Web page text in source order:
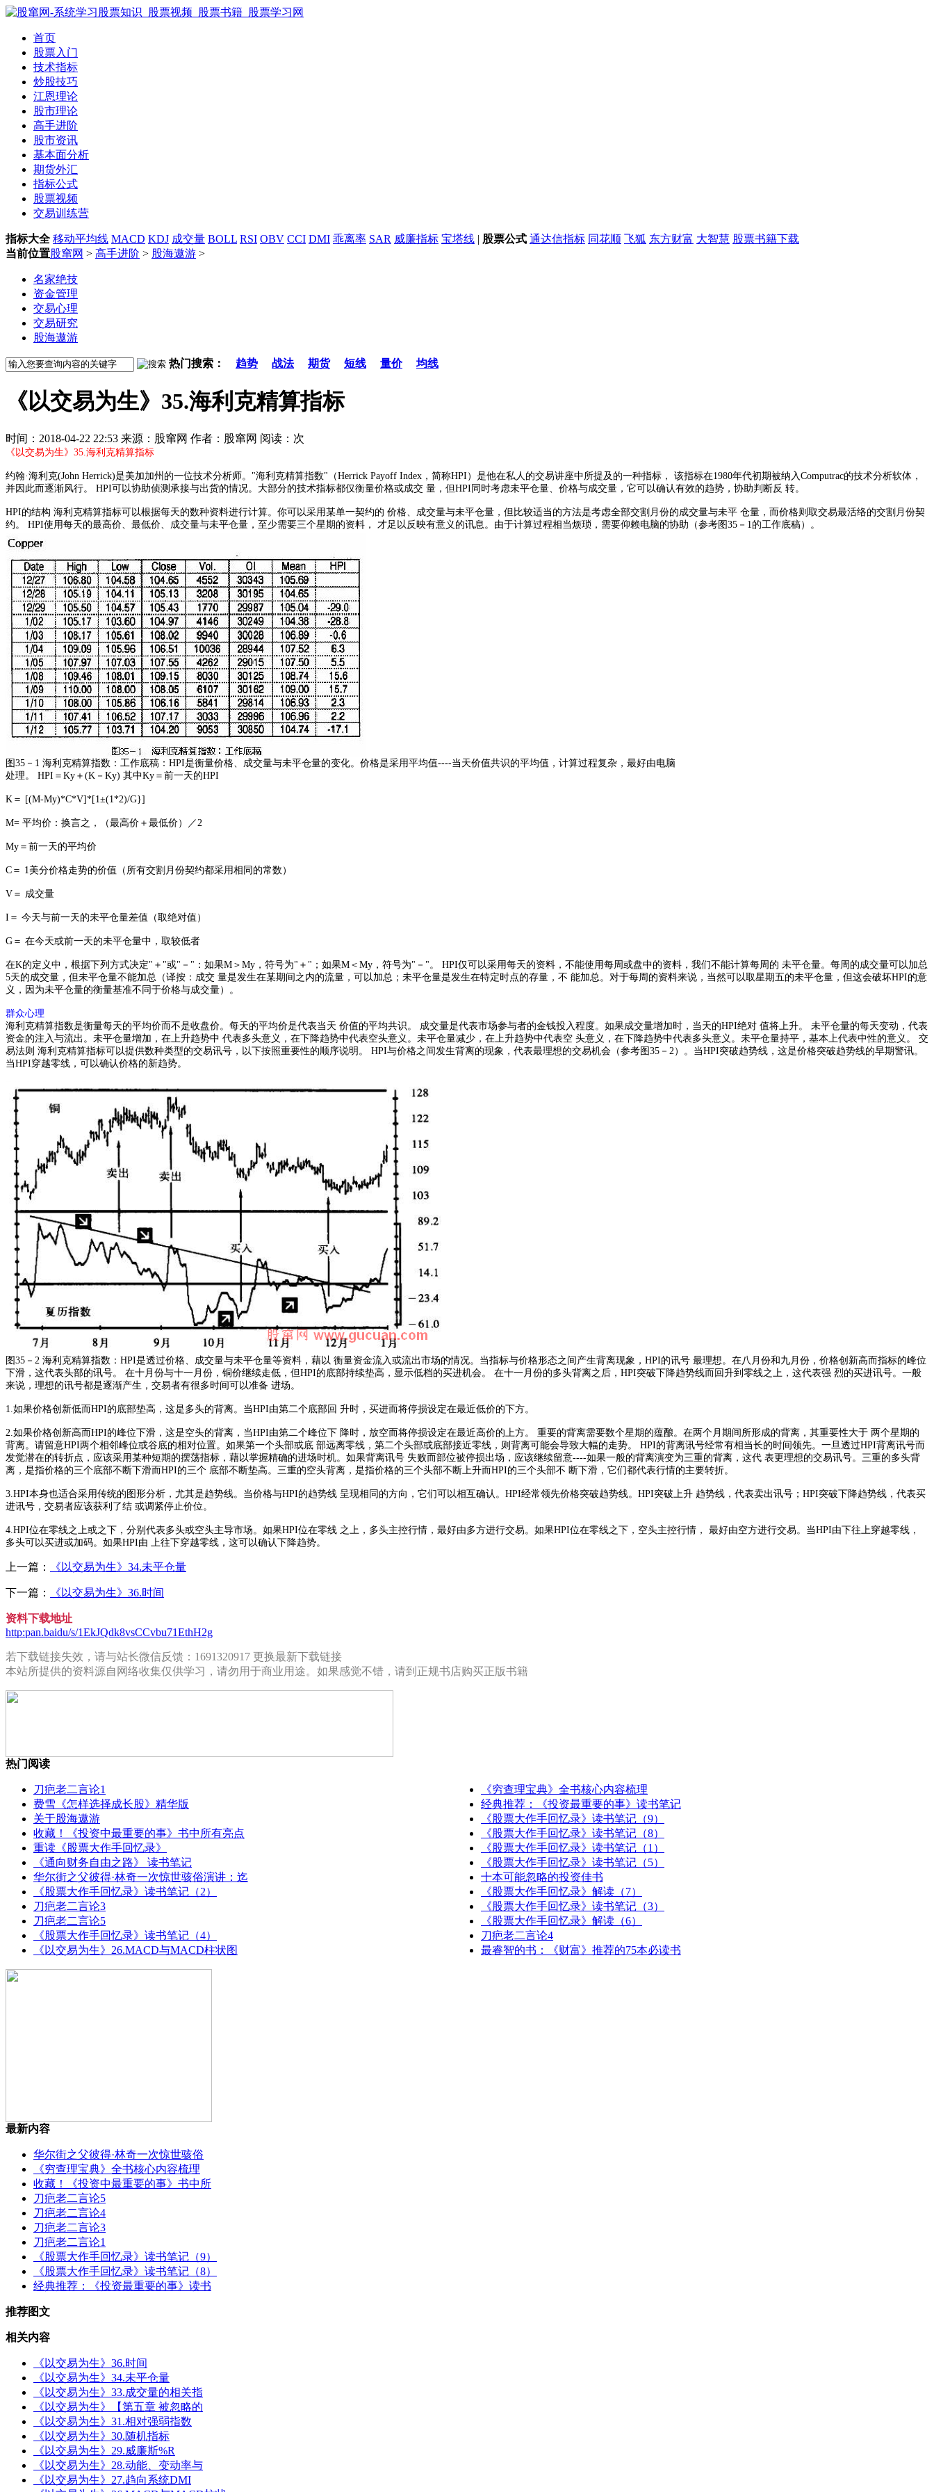
首页
股票入门
技术指标
炒股技巧
江恩理论
股市理论
高手进阶
股市资讯
基本面分析
期货外汇
指标公式
股票视频
交易训练营
指标大全 移动平均线 MACD KDJ 成交量 BOLL RSI OBV CCI DMI 乖离率 SAR 威廉指标 宝塔线 | 股票公式 通达信指标 同花顺 飞狐 东方财富 大智慧 股票书籍下载
当前位置股窜网 > 高手进阶 > 股海遨游 >
名家绝技
资金管理
交易心理
交易研究
股海遨游
热门搜索： 趋势 战法 期货 短线 量价 均线
《以交易为生》35.海利克精算指标
时间：2018-04-22 22:53 来源：股窜网 作者：股窜网 阅读： 次
《以交易为生》35.海利克精算指标
约翰·海利克(John Herrick)是美加加州的一位技术分析师。"海利克精算指数"（Herrick Payoff Index，简称HPI）是他在私人的交易讲座中所提及的一种指标， 该指标在1980年代初期被纳入Computrac的技术分析软体，
并因此而逐渐风行。 HPI可以协助侦测承接与出货的情况。大部分的技术指标都仅衡量价格或成交 量，但HPI同时考虑未平仓量、价格与成交量，它可以确认有效的趋势，协助判断反 转。
HPI的结构 海利克精算指标可以根据每天的数种资料进行计算。你可以采用某单一契约的 价格、成交量与未平仓量，但比较适当的方法是考虑全部交割月份的成交量与未平 仓量，而价格则取交易最活络的交割月份契
约。 HPI使用每天的最高价、最低价、成交量与未平仓量，至少需要三个星期的资料， 才足以反映有意义的讯息。由于计算过程相当烦琐，需要仰赖电脑的协助（参考图35－1的工作底稿）。
图35－1 海利克精算指数：工作底稿：HPI是衡量价格、成交量与未平仓量的变化。价格是采用平均值----当天价值共识的平均值，计算过程复杂，最好由电脑
处理。 HPI＝Ky＋(K－Ky) 其中Ky＝前一天的HPI
K＝ [(M-My)*C*V]*[1±(1*2)/G}]
M= 平均价：换言之，（最高价＋最低价）／2
My＝前一天的平均价
C＝ 1美分价格走势的价值（所有交割月份契约都采用相同的常数）
V＝ 成交量
I＝ 今天与前一天的未平仓量差值（取绝对值）
G＝ 在今天或前一天的未平仓量中，取较低者
在K的定义中，根据下列方式决定"＋"或"－"：如果M＞My，符号为"＋"；如果M＜My，符号为"－"。 HPI仅可以采用每天的资料，不能使用每周或盘中的资料，我们不能计算每周的 未平仓量。每周的成交量可以加总
5天的成交量，但未平仓量不能加总（译按：成交 量是发生在某期间之内的流量，可以加总；未平仓量是发生在特定时点的存量，不 能加总。对于每周的资料来说，当然可以取星期五的未平仓量，但这会破坏HPI的意
义，因为未平仓量的衡量基准不同于价格与成交量）。
群众心理
海利克精算指数是衡量每天的平均价而不是收盘价。每天的平均价是代表当天 价值的平均共识。 成交量是代表市场参与者的金钱投入程度。如果成交量增加时，当天的HPI绝对 值将上升。 未平仓量的每天变动，代表
资金的注入与流出。未平仓量增加，在上升趋势中 代表多头意义，在下降趋势中代表空头意义。未平仓量减少，在上升趋势中代表空 头意义，在下降趋势中代表多头意义。未平仓量持平，基本上代表中性的意义。 交
易法则 海利克精算指标可以提供数种类型的交易讯号，以下按照重要性的顺序说明。 HPI与价格之间发生背离的现象，代表最理想的交易机会（参考图35－2）。当HPI突破趋势线，这是价格突破趋势线的早期警讯。
当HPI穿越零线，可以确认价格的新趋势。
图35－2 海利克精算指数：HPI是透过价格、成交量与未平仓量等资料，藉以 衡量资金流入或流出市场的情况。当指标与价格形态之间产生背离现象，HPI的讯号 最理想。在八月份和九月份，价格创新高而指标的峰位
下滑，这代表头部的讯号。 在十月份与十一月份，铜价继续走低，但HPI的底部持续垫高，显示低档的买进机会。 在十一月份的多头背离之后，HPI突破下降趋势线而回升到零线之上，这代表强 烈的买进讯号。一般
来说，理想的讯号都是逐渐产生，交易者有很多时间可以准备 进场。
1.如果价格创新低而HPI的底部垫高，这是多头的背离。当HPI由第二个底部回 升时，买进而将停损设定在最近低价的下方。
2.如果价格创新高而HPI的峰位下滑，这是空头的背离，当HPI由第二个峰位下 降时，放空而将停损设定在最近高价的上方。 重要的背离需要数个星期的蕴酿。在两个月期间所形成的背离，其重要性大于 两个星期的
背离。请留意HPI两个相邻峰位或谷底的相对位置。如果第一个头部或底 部远离零线，第二个头部或底部接近零线，则背离可能会导致大幅的走势。 HPI的背离讯号经常有相当长的时间领先。一旦透过HPI背离讯号而
发觉潜在的转折点，应该采用某种短期的摆荡指标，藉以掌握精确的进场时机。如果背离讯号 失败而部位被停损出场，应该继续留意----如果一般的背离演变为三重的背离，这代 表更理想的交易讯号。三重的多头背
离，是指价格的三个底部不断下滑而HPI的三个 底部不断垫高。三重的空头背离，是指价格的三个头部不断上升而HPI的三个头部不 断下滑，它们都代表行情的主要转折。
3.HPI本身也适合采用传统的图形分析，尤其是趋势线。当价格与HPI的趋势线 呈现相同的方向，它们可以相互确认。HPI经常领先价格突破趋势线。HPI突破上升 趋势线，代表卖出讯号；HPI突破下降趋势线，代表买
进讯号，交易者应该获利了结 或调紧停止价位。
4.HPI位在零线之上或之下，分别代表多头或空头主导市场。如果HPI位在零线 之上，多头主控行情，最好由多方进行交易。如果HPI位在零线之下，空头主控行情， 最好由空方进行交易。当HPI由下往上穿越零线，
多头可以买进或加码。如果HPI由 上往下穿越零线，这可以确认下降趋势。
上一篇： 《以交易为生》34.未平仓量
下一篇： 《以交易为生》36.时间
资料下载地址
http:pan.baidu/s/1EkJQdk8vsCCvbu71EthH2g
若下载链接失效，请与站长微信反馈：1691320917 更换最新下载链接
本站所提供的资料源自网络收集仅供学习，请勿用于商业用途。如果感觉不错，请到正规书店购买正版书籍
热门阅读
刀疤老二言论1
《穷查理宝典》全书核心内容梳理
费雪《怎样选择成长股》精华版
经典推荐：《投资最重要的事》读书笔记
关于股海遨游
《股票大作手回忆录》读书笔记（9）
收藏！《投资中最重要的事》书中所有亮点
《股票大作手回忆录》读书笔记（8）
重读《股票大作手回忆录》
《股票大作手回忆录》读书笔记（1）
《通向财务自由之路》 读书笔记
《股票大作手回忆录》读书笔记（5）
华尔街之父彼得·林奇一次惊世骇俗演讲：迄
十本可能忽略的投资佳书
《股票大作手回忆录》读书笔记（2）
《股票大作手回忆录》解读（7）
刀疤老二言论3
《股票大作手回忆录》读书笔记（3）
刀疤老二言论5
《股票大作手回忆录》解读（6）
《股票大作手回忆录》读书笔记（4）
刀疤老二言论4
《以交易为生》26.MACD与MACD柱状图
最睿智的书：《财富》推荐的75本必读书
最新内容
华尔街之父彼得·林奇一次惊世骇俗
《穷查理宝典》全书核心内容梳理
收藏！《投资中最重要的事》书中所
刀疤老二言论5
刀疤老二言论4
刀疤老二言论3
刀疤老二言论1
《股票大作手回忆录》读书笔记（9）
《股票大作手回忆录》读书笔记（8）
经典推荐：《投资最重要的事》读书
推荐图文
相关内容
《以交易为生》36.时间
《以交易为生》34.未平仓量
《以交易为生》33.成交量的相关指
《以交易为生》【第五章 被忽略的
《以交易为生》31.相对强弱指数
《以交易为生》30.随机指标
《以交易为生》29.威廉斯%R
《以交易为生》28.动能、变动率与
《以交易为生》27.趋向系统DMI